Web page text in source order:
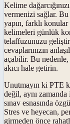
Kelime
vermenizi sağlar.
yapın, farklı
kelimeleri günlük
telaffuzunuzu
cevaplarınızın
açabilir. Bu nedenle,
akıcı hale getirin.
Unutmayın ki PTE
değil, aynı
sınav esnasında
Stres ve heyecan,
girmeden önce